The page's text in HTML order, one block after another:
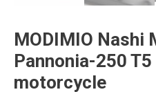
MODIMIO Nashi
Pannonia-250
motorcycle